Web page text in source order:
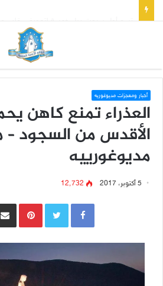
أخبار ومعجزات مديوغوريه
العذراء تمنع كاهن
الأقدس من السجود –
مديوغورييه
5 أكتوبر، 2017 12٬732